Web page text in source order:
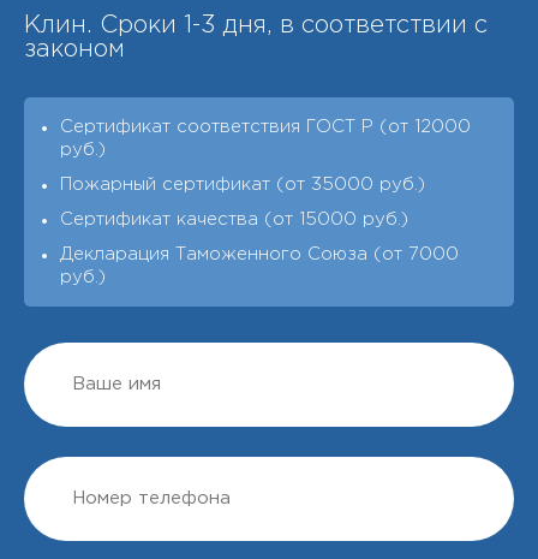
Клин. Cроки 1-3 дня, в соответствии с
законом
Сертификат соответствия ГОСТ Р (от 12000
руб.)
Пожарный сертификат (от 35000 руб.)
Сертификат качества (от 15000 руб.)
Декларация Таможенного Союза (от 7000
руб.)